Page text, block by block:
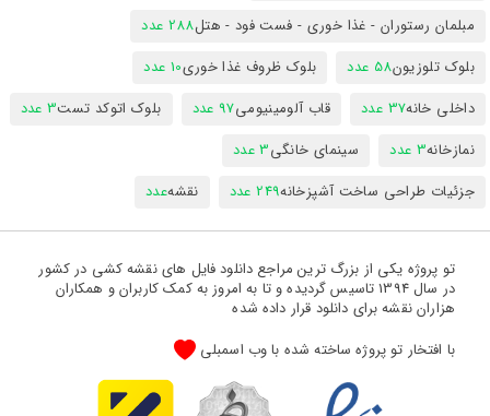
مبلمان رستوران - غذا خوری - فست فود - هتل288 عدد
بلوک تلوزیون58 عدد بلوک ظروف غذا خوری10 عدد
داخلی خانه37 عدد قاب آلومینیومی97 عدد بلوک اتوکد تست3 عدد
نمازخانه3 عدد سینمای خانگی3 عدد
جزئیات طراحی ساخت آشپزخانه249 عدد نقشهعدد
تو پروژه یکی از بزرگ ترین مراجع دانلود فایل های نقشه کشی در کشور
در سال 1394 تاسیس گردیده و تا به امروز به کمک کاربران و همکاران
هزاران نقشه برای دانلود قرار داده شده
با افتخار تو پروژه ساخته شده با وب اسمبلی